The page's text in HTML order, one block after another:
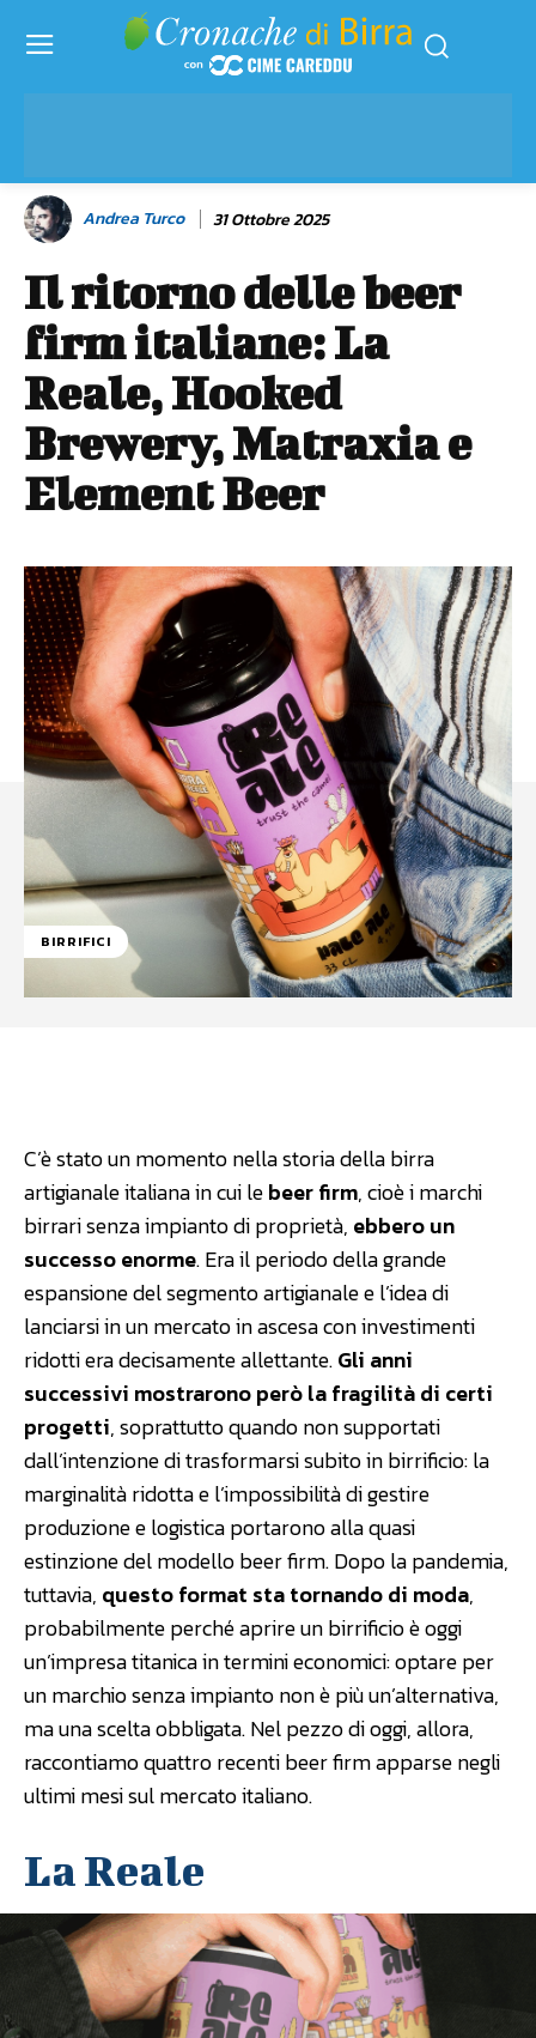
Andrea Turco 31 Ottobre 2025
Il ritorno delle beer
firm italiane: La
Reale, Hooked
Brewery, Matraxia e
Element Beer
BIRRIFICI
C’è stato un momento nella storia della birra
artigianale italiana in cui lebeer firm, cioè i marchi
birrari senza impianto di proprietà, ebbero un
successo enorme. Era il periodo della grande
espansione del segmento artigianale e l’idea di
lanciarsi in un mercato in ascesa con investimenti
ridotti era decisamente allettante.Gli anni
successivi mostrarono però la fragilità di certi
progetti, soprattutto quando non supportati
dall’intenzione di trasformarsi subito in birrificio: la
marginalità ridotta e l’impossibilità di gestire
produzione e logistica portarono alla quasi
estinzione del modello beer firm. Dopo la pandemia,
tuttavia, questo format sta tornando di moda,
probabilmente perché aprire un birrificio è oggi
un’impresa titanica in termini economici: optare per
un marchio senza impianto non è più un’alternativa,
ma una scelta obbligata. Nel pezzo di oggi, allora,
raccontiamo quattro recenti beer firm apparse negli
ultimi mesi sul mercato italiano.
La Reale